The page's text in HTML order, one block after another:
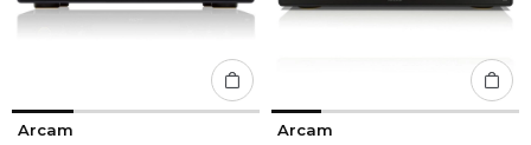
Arcam Arcam